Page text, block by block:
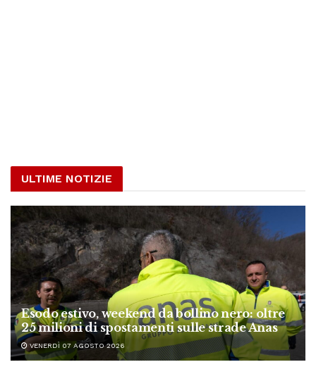
ULTIME NOTIZIE
Esodo estivo, weekend da bollino nero: oltre
25 milioni di spostamenti sulle strade Anas
VENERDÌ 07 AGOSTO 2026